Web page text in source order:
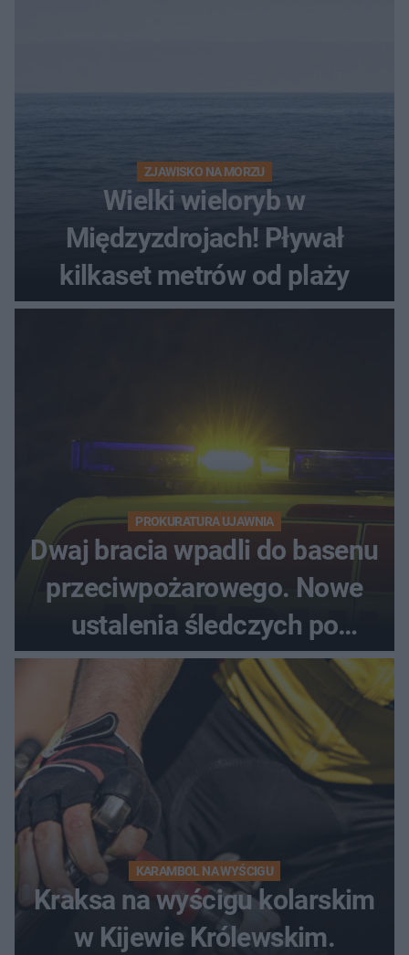
ZJAWISKO NA MORZU
Wielki wieloryb w
Międzyzdrojach! Pływał
kilkaset metrów od plaży
PROKURATURA UJAWNIA
Dwaj bracia wpadli do basenu
przeciwpożarowego. Nowe
ustalenia śledczych po
dramatycznej akcji
KARAMBOL NA WYŚCIGU
Kraksa na wyścigu kolarskim
w Kijewie Królewskim.